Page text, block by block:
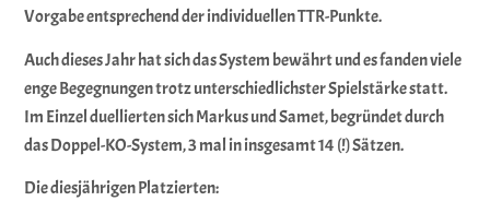
Vorgabe entsprechend der individuellen TTR-Punkte.
Auch dieses Jahr hat sich das System bewährt und es fanden viele
enge Begegnungen trotz unterschiedlichster Spielstärke statt.
Im Einzel duellierten sich Markus und Samet, begründet durch
das Doppel-KO-System, 3 mal in insgesamt 14 (!) Sätzen.
Die diesjährigen Platzierten: